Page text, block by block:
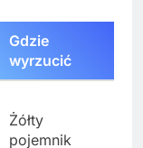
Gdzie
wyrzucić
Żółty
pojemnik